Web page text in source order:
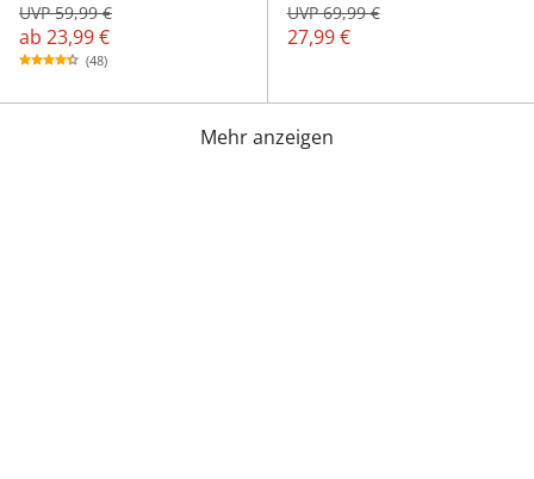
ab 23,99 €
UVP 59,99 €
(48)
27,99 €
UVP 69,99 €
Mehr anzeigen